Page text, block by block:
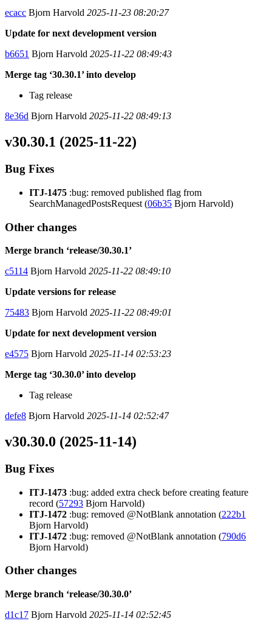
ecacc Bjorn Harvold 2025-11-23 08:20:27
Update for next development version
b6651 Bjorn Harvold 2025-11-22 08:49:43
Merge tag ‘30.30.1’ into develop
Tag release
8e36d Bjorn Harvold 2025-11-22 08:49:13
v30.30.1 (2025-11-22)
Bug Fixes
ITJ-1475 :bug: removed published flag from
SearchManagedPostsRequest (06b35 Bjorn Harvold)
Other changes
Merge branch ‘release/30.30.1’
c5114 Bjorn Harvold 2025-11-22 08:49:10
Update versions for release
75483 Bjorn Harvold 2025-11-22 08:49:01
Update for next development version
e4575 Bjorn Harvold 2025-11-14 02:53:23
Merge tag ‘30.30.0’ into develop
Tag release
defe8 Bjorn Harvold 2025-11-14 02:52:47
v30.30.0 (2025-11-14)
Bug Fixes
ITJ-1473 :bug: added extra check before creating feature
record (57293 Bjorn Harvold)
ITJ-1472 :bug: removed @NotBlank annotation (222b1
Bjorn Harvold)
ITJ-1472 :bug: removed @NotBlank annotation (790d6
Bjorn Harvold)
Other changes
Merge branch ‘release/30.30.0’
d1c17 Bjorn Harvold 2025-11-14 02:52:45